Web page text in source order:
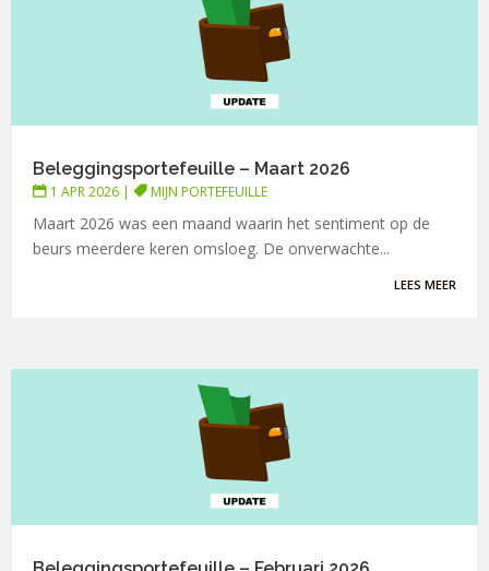
Beleggingsportefeuille – Maart 2026
1 APR 2026 | MIJN PORTEFEUILLE
Maart 2026 was een maand waarin het sentiment op de
beurs meerdere keren omsloeg. De onverwachte...
LEES MEER